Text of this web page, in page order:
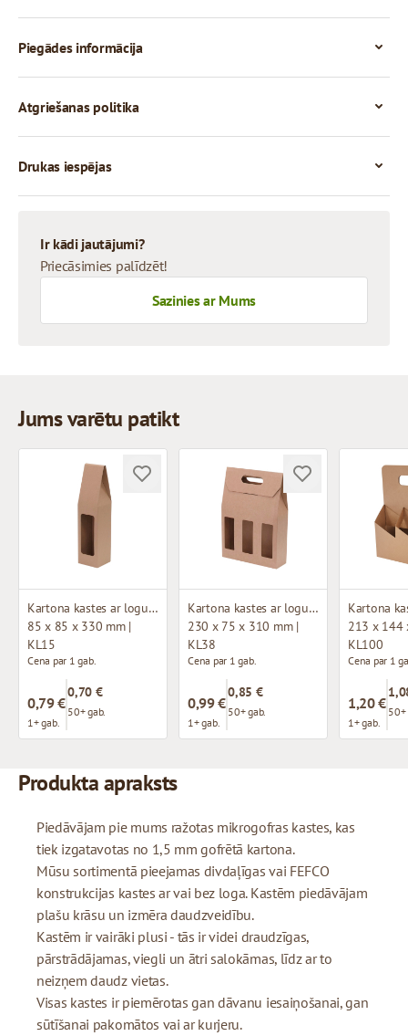
Piegādes informācija
Atgriešanas politika
Drukas iespējas
Ir kādi jautājumi?
Priecāsimies palīdzēt!
Sazinies ar Mums
Jums varētu patikt
Kartona kastes ar logu (mikrogofras)
85 x 85 x 330 mm |
KL15
Cena par 1 gab.
0,79 €
1+ gab.
0,70 €
50+ gab.
Kartona kastes ar logu (mikrogofras)
230 x 75 x 310 mm |
KL38
Cena par 1 gab.
0,99 €
1+ gab.
0,85 €
50+ gab.
213 x 144
KL100
Cena par 1
1,20 €
1+ gab.
50+
Produkta apraksts
Piedāvājam pie mums ražotas mikrogofras kastes, kas
tiek izgatavotas no 1,5 mm gofrētā kartona.
Mūsu sortimentā pieejamas divdaļīgas vai FEFCO
konstrukcijas kastes ar vai bez loga. Kastēm piedāvājam
plašu krāsu un izmēra daudzveidību.
Kastēm ir vairāki plusi - tās ir videi draudzīgas,
pārstrādājamas, viegli un ātri salokāmas, līdz ar to
neizņem daudz vietas.
Visas kastes ir piemērotas gan dāvanu iesaiņošanai, gan
sūtīšanai pakomātos vai ar kurjeru.